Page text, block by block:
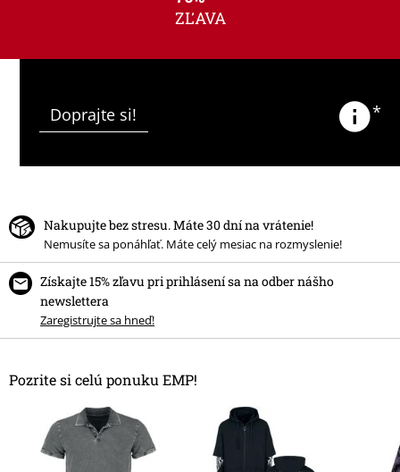
ZĽAVA
Doprajte si! *
Nakupujte bez stresu. Máte 30 dní na vrátenie!
Nemusíte sa ponáhľať. Máte celý mesiac na rozmyslenie!
Získajte 15% zľavu pri prihlásení sa na odber nášho
newslettera
Zaregistrujte sa hneď!
Pozrite si celú ponuku EMP!